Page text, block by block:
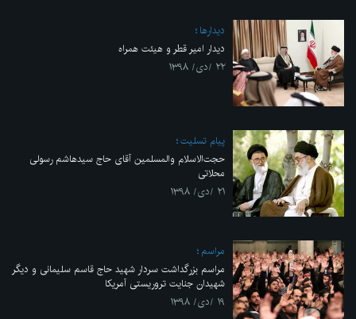
ديدارها
دیدار امیر قطر و هیئت همراه
۲۲ /دی/ ۱۳۹۸
پیام تسلیت
حجت‌الاسلام والمسلمین آقای حاج سیدهاشم رسولی
محلاتی
۲۱ /دی/ ۱۳۹۸
مراسم
مراسم بزرگداشت سردار شهید حاج قاسم سلیمانی و دیگر
شهیدان جنایت تروریستی آمریکا
۱۹ /دی/ ۱۳۹۸